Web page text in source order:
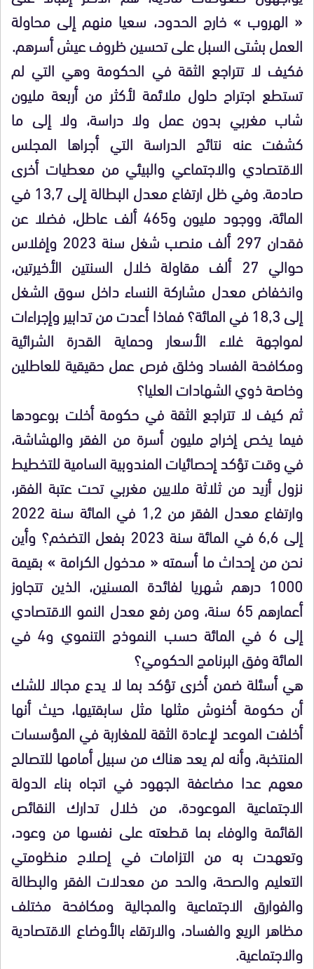
« الهروب » خارج الحدود، سعيا منهم إلى محاولة
العمل بشتى السبل على تحسين ظروف عيش أسرهم.
فكيف لا تتراجع الثقة في الحكومة وهي التي لم
تستطع اجتراح حلول ملائمة لأكثر من أربعة مليون
شاب مغربي بدون عمل ولا دراسة، ولا إلى ما
كشفت عنه نتائج الدراسة التي أجراها المجلس
الاقتصادي والاجتماعي والبيئي من معطيات أخرى
صادمة. وفي ظل ارتفاع معدل البطالة إلى 13,7 في
المائة، ووجود مليون و465 ألف عاطل، فضلا عن
فقدان 297 ألف منصب شغل سنة 2023 وإفلاس
حوالي 27 ألف مقاولة خلال السنتين الأخيرتين،
وانخفاض معدل مشاركة النساء داخل سوق الشغل
إلى 18,3 في المائة؟ فماذا أعدت من تدابير وإجراءات
لمواجهة غلاء الأسعار وحماية القدرة الشرائية
ومكافحة الفساد وخلق فرص عمل حقيقية للعاطلين
وخاصة ذوي الشهادات العليا؟
ثم كيف لا تتراجع الثقة في حكومة أخلت بوعودها
فيما يخص إخراج مليون أسرة من الفقر والهشاشة،
في وقت تؤكد إحصائيات المندوبية السامية للتخطيط
نزول أزيد من ثلاثة ملايين مغربي تحت عتبة الفقر،
وارتفاع معدل الفقر من 1,2 في المائة سنة 2022
إلى 6,6 في المائة سنة 2023 بفعل التضخم؟ وأين
نحن من إحداث ما أسمته « مدخول الكرامة » بقيمة
1000 درهم شهريا لفائدة المسنين، الذين تتجاوز
أعمارهم 65 سنة، ومن رفع معدل النمو الاقتصادي
إلى 6 في المائة حسب النموذج التنموي و4 في
المائة وفق البرنامج الحكومي؟
هي أسئلة ضمن أخرى تؤكد بما لا يدع مجالا للشك
أن حكومة أخنوش مثلها مثل سابقتيها، حيث أنها
أخلفت الموعد لإعادة الثقة للمغاربة في المؤسسات
المنتخبة، وأنه لم يعد هناك من سبيل أمامها للتصالح
معهم عدا مضاعفة الجهود في اتجاه بناء الدولة
الاجتماعية الموعودة، من خلال تدارك النقائص
القائمة والوفاء بما قطعته على نفسها من وعود،
وتعهدت به من التزامات في إصلاح منظومتي
التعليم والصحة، والحد من معدلات الفقر والبطالة
والفوارق الاجتماعية والمجالية ومكافحة مختلف
مظاهر الريع والفساد، والارتقاء بالأوضاع الاقتصادية
والاجتماعية.